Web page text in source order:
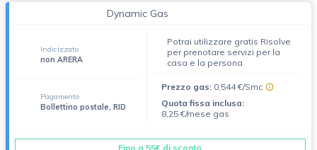
Dynamic Gas
Indicizzato
non ARERA
Pagamento
Bollettino postale, RID
Potrai utilizzare gratis Risolve
per prenotare servizi per la
casa e la persona
Prezzo gas: 0,544 €/Smc
Quota fissa inclusa:
8,25 €/mese gas
Fino a 55€ di sconto